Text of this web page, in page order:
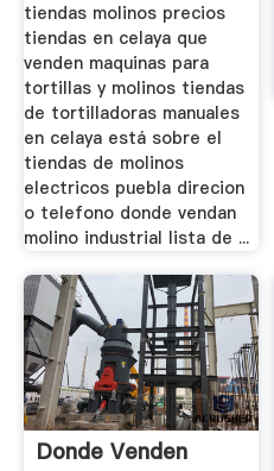
tiendas molinos precios
tiendas en celaya que
venden maquinas para
tortillas y molinos tiendas
de tortilladoras manuales
en celaya está sobre el
tiendas de molinos
electricos puebla direcion
o telefono donde vendan
molino industrial lista de ...
Donde Venden